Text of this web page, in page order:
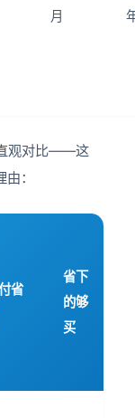
月
观对比——这
：
省
省下
的够
买